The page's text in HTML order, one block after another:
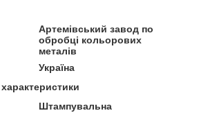
Артемівський завод по
обробці кольорових
металів
Україна
Штампувальна